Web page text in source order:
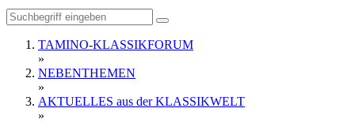
TAMINO-KLASSIKFORUM
»
NEBENTHEMEN
»
AKTUELLES aus der KLASSIKWELT
»